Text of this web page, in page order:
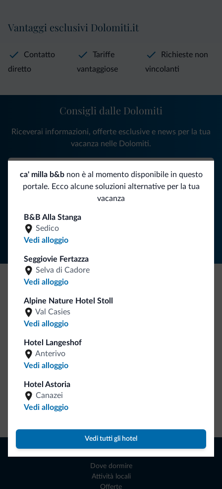
ca' milla b&bnon è al momento disponibile in questo
portale. Ecco alcune soluzioni alternative per la tua
vacanza
B&B Alla Stanga
Sedico
Vedi alloggio
Seggiovie Fertazza
Selva di Cadore
Vedi alloggio
Alpine Nature Hotel Stoll
Val Casies
Vedi alloggio
Hotel Langeshof
Anterivo
Vedi alloggio
Hotel Astoria
Canazei
Vedi alloggio
Vedi tutti gli hotel
Vantaggi esclusivi Dolomiti.it
Contatto
diretto
Tariffe
vantaggiose
Richieste non
vincolanti
Segui Dolomiti.it
Consigli dalle Dolomiti
Riceverai informazioni, offerte esclusive e news per la tua
vacanza nelle Dolomiti.
ISCRIVITI ALLA NEWSLETTER
Be Original, scopri la nuova collezione
Ce l'avete chiesto in tanti. Ecco la nuova collezione firmata
Dolomiti.it!
Naviga
Dove dormire
Attività locali
Offerte